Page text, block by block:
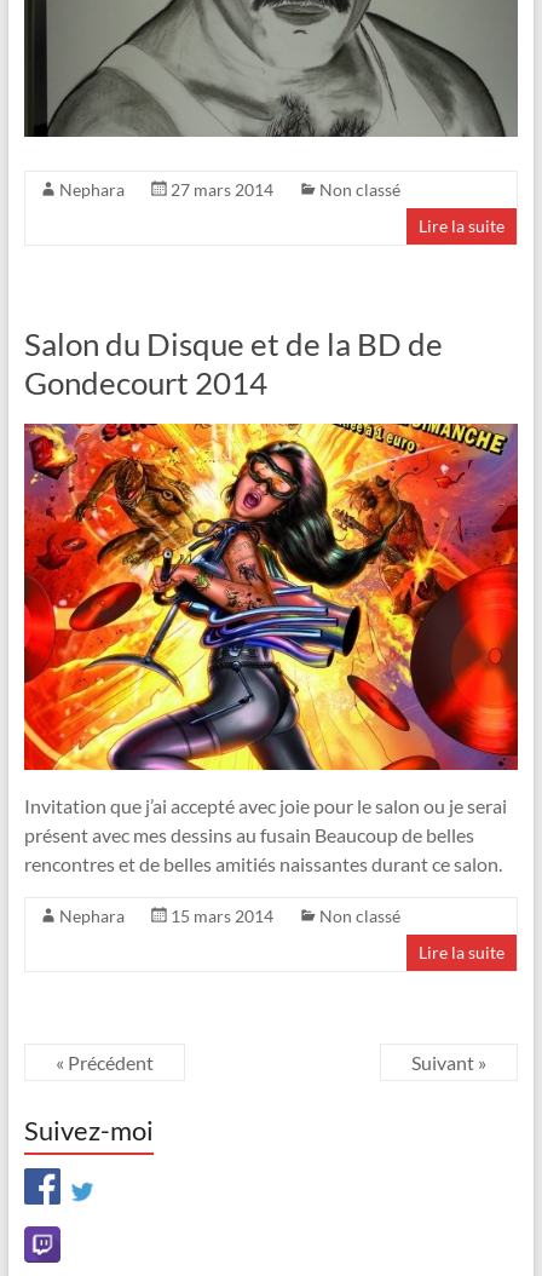
Nephara 27 mars 2014
Non classé
Lire la suite
Salon du Disque et de la BD de
Gondecourt 2014
Invitation que j’ai accepté avec joie pour le salon ou je serai
présent avec mes dessins au fusain Beaucoup de belles
rencontres et de belles amitiés naissantes durant ce salon.
Nephara 15 mars 2014
Non classé
Lire la suite
« Précédent Suivant »
Suivez-moi